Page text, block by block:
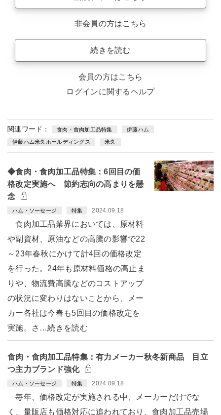
非会員の方はこちら
続きを読む
会員の方はこちら
ログインに関するヘルプ
関連ワード： 食肉・食肉加工品特集 伊藤ハム
伊藤ハム米久ホールディングス 米久
◆食肉・食肉加工品特集：6回目の価
格改定実施へ 節約志向の高まりを懸
念
ハム・ソーセージ 特集 2024.09.18
食肉加工品業界においては、原材料
や副資材、原油などの高騰の影響で22
～23年春秋にかけて計4回の価格改定
を行った。24年も原材料価格の高止ま
りや、物流費高騰などのコストアップ
の状況に変わりはないことから、メー
カー各社は今春も5回目の価格改定を
実施。さ…続きを読む
食肉・食肉加工品特集：有力メーカー秋冬新商品 目立
つ主力ブランド強化
ハム・ソーセージ 特集 2024.09.18
毎年、価格改定が実施される中、メーカーだけでな
く、量販店も価格対応に追われており、食肉加工品売場